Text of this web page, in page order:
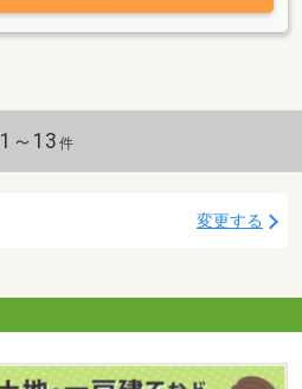
1～13 件
変更する